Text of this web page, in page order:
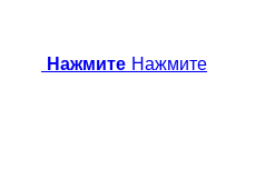
Нажмите Нажмите